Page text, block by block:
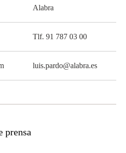
Alabra
Tlf. 91 787 03 00
luis.pardo@alabra.es
prensa